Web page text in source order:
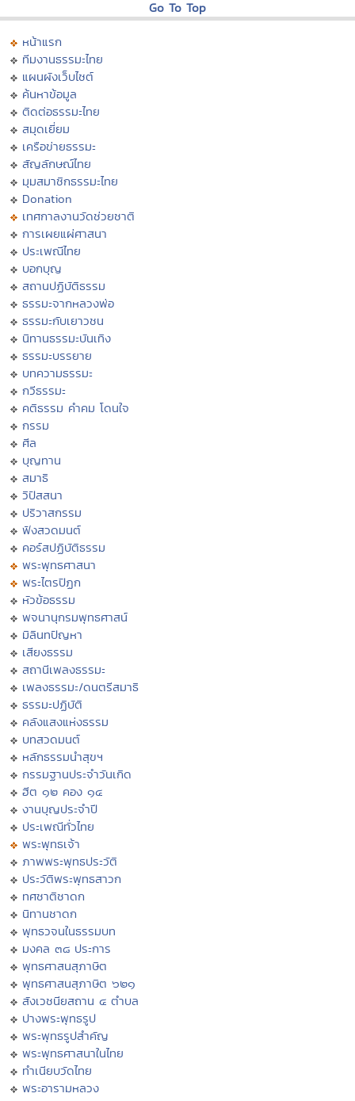
Go To Top
หน้าแรก
ทีมงานธรรมะไทย
แผนผังเว็บไซต์
ค้นหาข้อมูล
ติดต่อธรรมะไทย
สมุดเยี่ยม
เครือข่ายธรรมะ
สัญลักษณ์ไทย
มุมสมาชิกธรรมะไทย
Donation
เทศกาลงานวัดช่วยชาติ
การเผยแผ่ศาสนา
ประเพณีไทย
บอกบุญ
สถานปฏิบัติธรรม
ธรรมะจากหลวงพ่อ
ธรรมะกับเยาวชน
นิทานธรรมะบันเทิง
ธรรมะบรรยาย
บทความธรรมะ
กวีธรรมะ
คติธรรม คำคม โดนใจ
กรรม
ศีล
บุญทาน
สมาธิ
วิปัสสนา
ปริวาสกรรม
ฟังสวดมนต์
คอร์สปฏิบัติธรรม
พระพุทธศาสนา
พระไตรปิฏก
หัวข้อธรรม
พจนานุกรมพุทธศาสน์
มิลินทปัญหา
เสียงธรรม
สถานีเพลงธรรมะ
เพลงธรรมะ/ดนตรีสมาธิ
ธรรมะปฏิบัติ
คลังแสงแห่งธรรม
บทสวดมนต์
หลักธรรมนำสุขฯ
กรรมฐานประจำวันเกิด
ฮีต ๑๒ คอง ๑๔
งานบุญประจำปี
ประเพณีทั่วไทย
พระพุทธเจ้า
ภาพพระพุทธประวัติ
ประวัติพระพุทธสาวก
ทศชาติชาดก
นิทานชาดก
พุทธวจนในธรรมบท
มงคล ๓๘ ประการ
พุทธศาสนสุภาษิต
พุทธศาสนสุภาษิต ๖๒๑
สังเวชนียสถาน ๔ ตำบล
ปางพระพุทธรูป
พระพุทธรูปสำคัญ
พระพุทธศาสนาในไทย
ทำเนียบวัดไทย
พระอารามหลวง